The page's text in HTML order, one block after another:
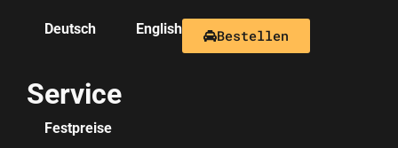
Deutsch English Bestellen
Service
Festpreise